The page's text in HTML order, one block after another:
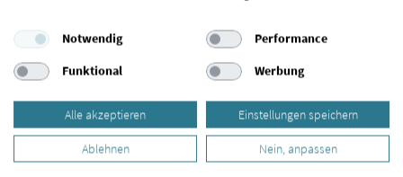
Praxis Tanja Rabold
88161 Lindenberg im Allgäu
08381 - 929794
zum Profil
Notwendig
Performance
Funktional
Werbung
Alle akzeptieren Einstellungen speichern
Ablehnen Nein, anpassen